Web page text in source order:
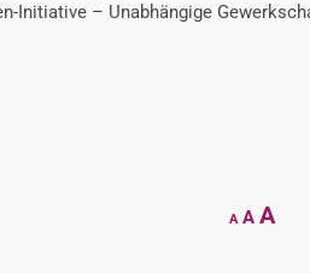
Initiative – Unabhängige
A
font
A Reset
A